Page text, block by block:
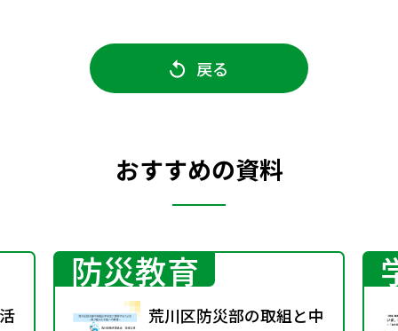
戻る
おすすめの資料
防災教育
荒川区防災部の取組と中